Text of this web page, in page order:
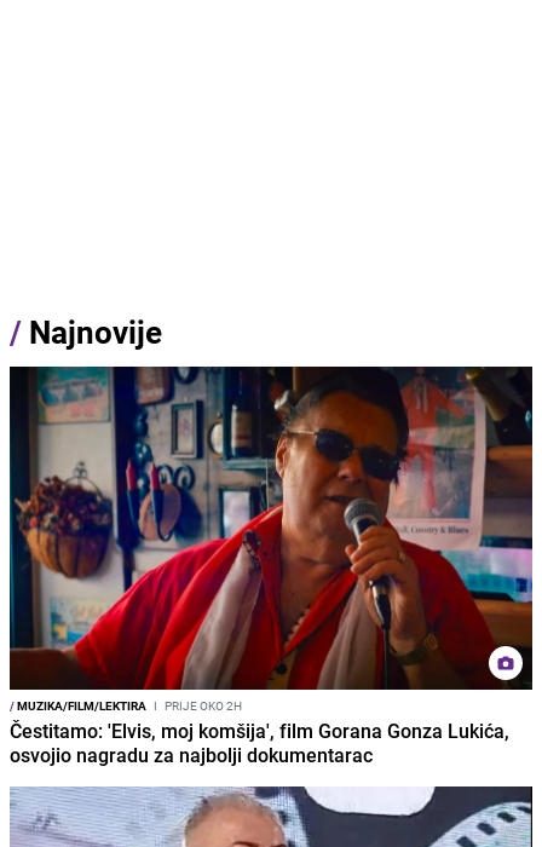
/ Najnovije
/MUZIKA/FILM/LEKTIRA I PRIJE OKO 2H
Čestitamo: 'Elvis, moj komšija', film Gorana Gonza Lukića,
osvojio nagradu za najbolji dokumentarac